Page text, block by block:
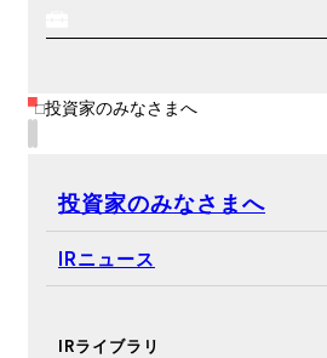
投資家のみなさまへ
投資家のみなさまへ
IRニュース
IRライブラリ